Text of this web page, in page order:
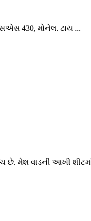
430, મોનેલ. ટાય ...
છે. મેશ વાડની આખી